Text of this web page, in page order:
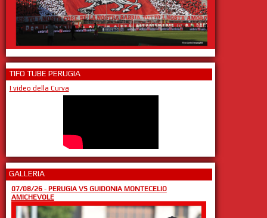
TIFO TUBE PERUGIA
I video della Curva
GALLERIA
07/08/26- PERUGIA VS GUIDONIA MONTECELIO
AMICHEVOLE